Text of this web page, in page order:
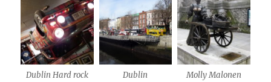
Dublin Hard rock
Dublin
Molly Malonen